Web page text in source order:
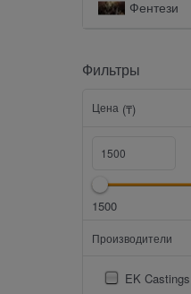
Фентези
Фильтры
Цена (₸)
1500
Производители
EK Castings